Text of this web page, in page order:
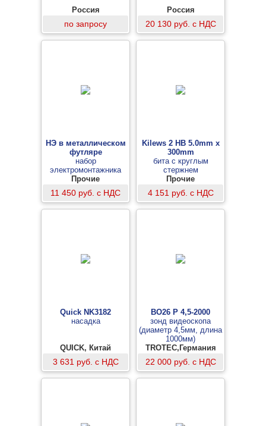
Россия
по запросу
Россия
20 130 руб. с НДС
НЭ в металлическом
футляре
набор
электромонтажника
Прочие
11 450 руб. с НДС
Kilews 2 HB 5.0mm x
300mm
бита с круглым
стержнем
Прочие
4 151 руб. с НДС
Quick NK3182
насадка
QUICK, Китай
3 631 руб. с НДС
BO26 P 4,5-2000
зонд видеоскопа
(диаметр 4,5мм, длина
1000мм)
TROTEC,Германия
22 000 руб. с НДС